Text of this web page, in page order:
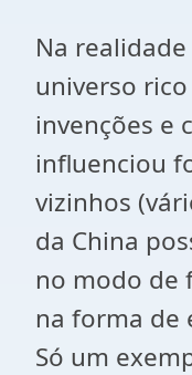
Na
universo
invenções e
influenciou
vizinhos
da China
no modo de
na forma de
Só um